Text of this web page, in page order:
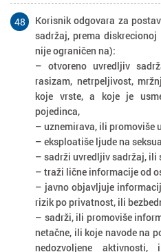
48
Korisnik odgovara za
sadržaj, prema
nije ograničen na):
– otvoreno uvredljiv
rasizam, netrpeljivost,
koje vrste, a koje je
pojedinca,
– uznemirava, ili promoviše
– eksploatiše ljude na
– sadrži uvredljiv sadržaj, ili
– traži lične informacije od
– javno objavljuje
rizik po privatnost, ili
– sadrži, ili promoviše
netačne, ili koje navode na
nedozvoljene